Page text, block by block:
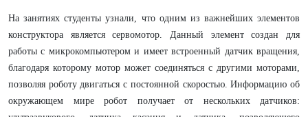
На занятиях студенты узнали, что одним из важнейших элементов
конструктора является сервомотор. Данный элемент создан для
работы с микрокомпьютером и имеет встроенный датчик вращения,
благодаря которому мотор может соединяться с другими моторами,
позволяя роботу двигаться с постоянной скоростью. Информацию об
окружающем мире робот получает от нескольких датчиков: